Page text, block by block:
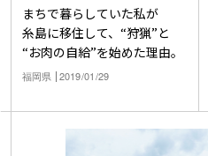
まちで暮らしていた私が
糸島に移住して、“狩猟”と
“お肉の自給”を始めた理由。
福岡県 2019/01/29